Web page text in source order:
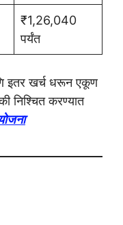
₹1,26,040
पर्यंत
इतर खर्च धरून एकूण
निश्चित करण्यात